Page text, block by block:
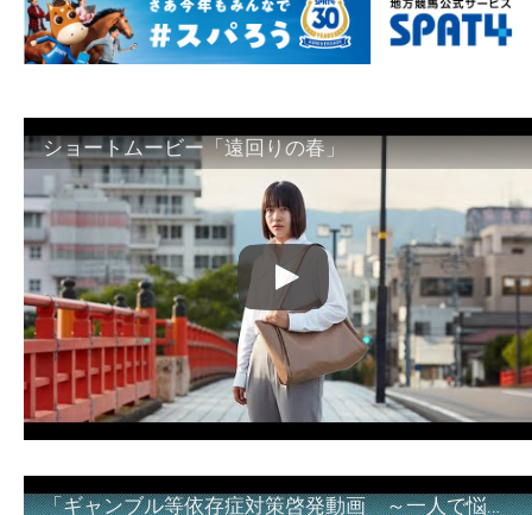
ショートムービー「遠回りの春」
「ギャンブル等依存症対策啓発動画 ～一人で悩まず、家族で悩まず、まず！相談機関へ～」